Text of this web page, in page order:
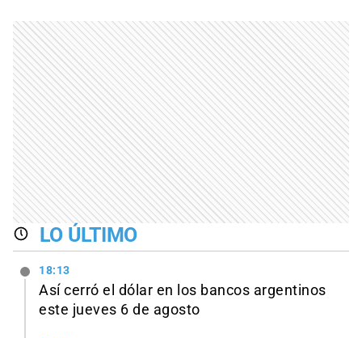
LO ÚLTIMO
18:13
Así cerró el dólar en los bancos argentinos
este jueves 6 de agosto